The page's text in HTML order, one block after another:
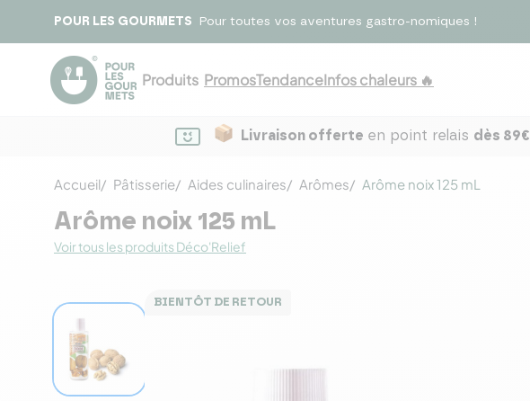
POUR LES GOURMETS Pour toutes vos aventures gastro-nomiques !
Produits PromosTendanceInfos chaleurs 🔥
Livraison offerte en point relais dès 89€
Accueil Pâtisserie Aides culinaires Arômes Arôme noix 125 mL
Arôme noix 125 mL
Voir tous les produits Déco'Relief
BIENTÔT DE RETOUR